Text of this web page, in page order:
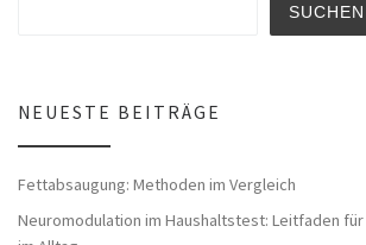
SUCHEN
NEUESTE BEITRÄGE
Fettabsaugung: Methoden im Vergleich
Neuromodulation im Haushaltstest: Leitfaden